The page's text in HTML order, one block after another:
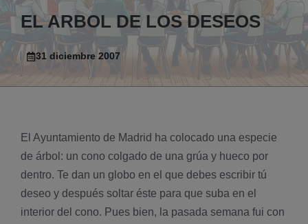
EL ARBOL DE LOS DESEOS
31 diciembre 2007
El Ayuntamiento de Madrid ha colocado una especie
de árbol: un cono colgado de una grúa y hueco por
dentro. Te dan un globo en el que debes escribir tú
deseo y después soltar éste para que suba en el
interior del cono. Pues bien, la pasada semana fui con